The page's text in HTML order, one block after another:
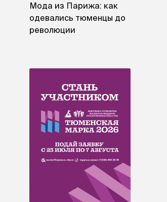
Мода из Парижа: как
одевались тюменцы до
революции